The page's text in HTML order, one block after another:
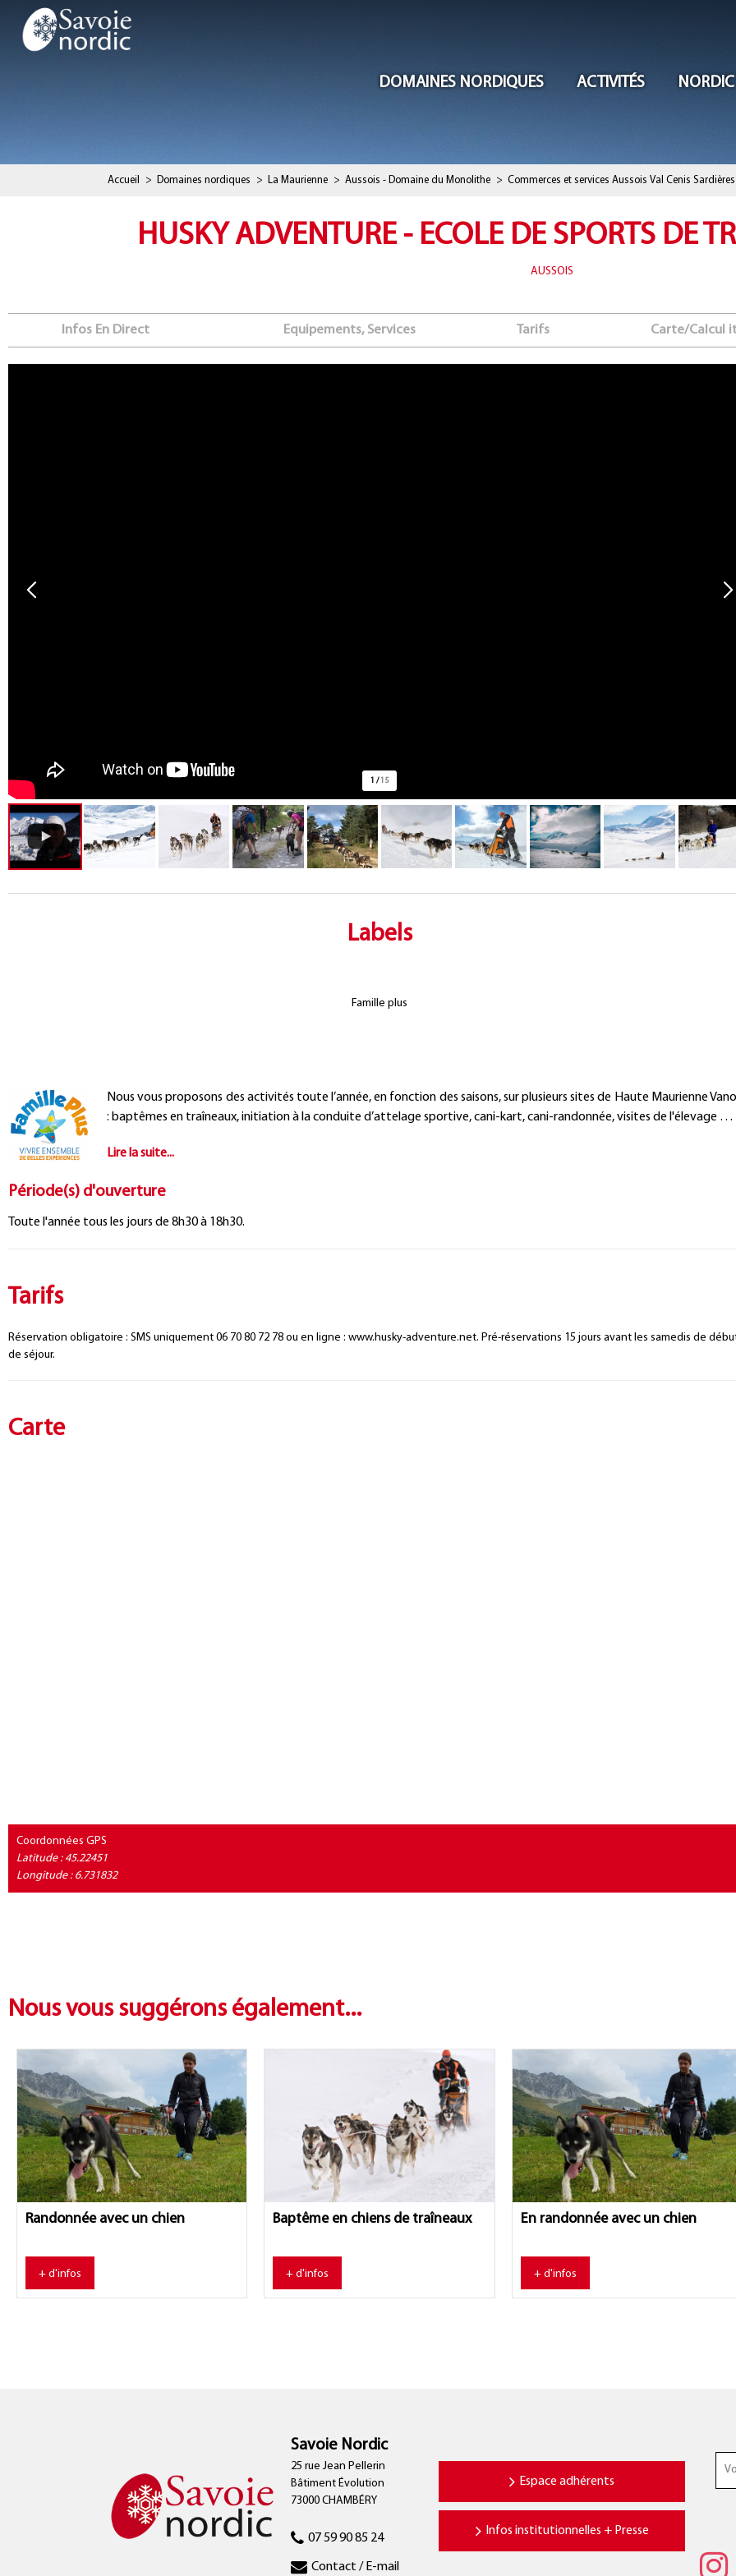
DOMAINES NORDIQUES ACTIVITÉS NORDIC
Accueil > Domaines nordiques > La Maurienne > Aussois - Domaine du Monolithe > Commerces et services Aussois Val Cenis Sardières
HUSKY ADVENTURE - ECOLE DE SPORTS DE
AUSSOIS
Infos En Direct Equipements, Services Tarifs Carte/Calcul
1 /15
Labels
Famille plus
Nous vous proposons des activités toute l’année, en fonction des saisons, sur plusieurs sites de Haute Maurienne
: baptêmes en traîneaux, initiation à la conduite d’attelage sportive, cani-kart, cani-randonnée, visites de l'élevage …
Période(s) d'ouverture
Toute l'année tous les jours de 8h30 à 18h30.
Tarifs
Réservation obligatoire : SMS uniquement 06 70 80 72 78 ou en ligne : www.husky-adventure.net. Pré-réservations 15 jours avant les samedis de
de séjour.
Carte
Coordonnées GPS
Latitude : 45.22451
Longitude : 6.731832
Nous vous suggérons également...
Randonnée avec un chien
+ d'infos
Baptême en chiens de traîneaux
+ d'infos
En randonnée avec un chien
+ d'infos
Savoie Nordic
25 rue Jean Pellerin
Bâtiment Évolution
73000 CHAMBÉRY
07 59 90 85 24
Contact / E-mail
Espace adhérents
Infos institutionnelles + Presse